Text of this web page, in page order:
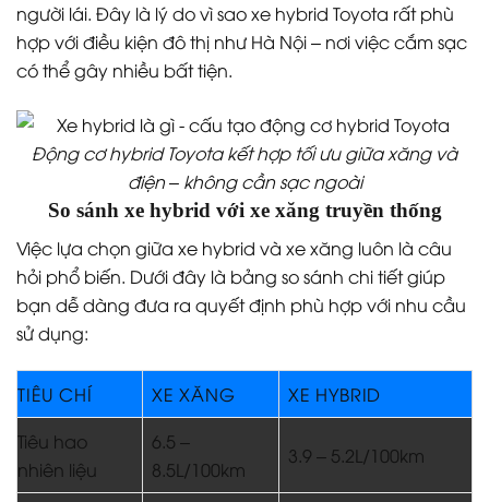
người lái. Đây là lý do vì sao xe hybrid Toyota rất phù
hợp với điều kiện đô thị như Hà Nội – nơi việc cắm sạc
có thể gây nhiều bất tiện.
Động cơ hybrid Toyota kết hợp tối ưu giữa xăng và
điện – không cần sạc ngoài
So sánh xe hybrid với xe xăng truyền thống
Việc lựa chọn giữa xe hybrid và xe xăng luôn là câu
hỏi phổ biến. Dưới đây là bảng so sánh chi tiết giúp
bạn dễ dàng đưa ra quyết định phù hợp với nhu cầu
sử dụng:
TIÊU CHÍ XE XĂNG
XE HYBRID
Tiêu hao
nhiên liệu
6.5 –
8.5L/100km
3.9 – 5.2L/100km